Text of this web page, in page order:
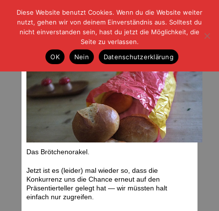
| | |BLOG-GFußball und der Rest
HOME|REGELN|IMPRESSUM |DATENSCHUTZ
Rhein gegen Main
Sonntag, 28.04.13 | 07:55 Uhr
Das Brötchenorakel.
Jetzt ist es (leider) mal wieder so, dass die
Konkurrenz uns die Chance erneut auf den
Präsentierteller gelegt hat — wir müssten halt
einfach nur zugreifen.
Diese Website benutzt Cookies. Wenn du die Website weiter
nutzt, gehen wir von deinem Einverständnis aus. Solltest du
nicht einverstanden sein, hast du jetzt die Möglichkeit, die
Seite zu verlassen.
OK
Nein Datenschutzerklärung